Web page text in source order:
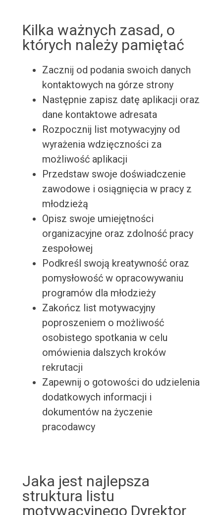
Kilka ważnych zasad, o
których należy pamiętać
Zacznij od podania swoich danych
kontaktowych na górze strony
Następnie zapisz datę aplikacji oraz
dane kontaktowe adresata
Rozpocznij list motywacyjny od
wyrażenia wdzięczności za
możliwość aplikacji
Przedstaw swoje doświadczenie
zawodowe i osiągnięcia w pracy z
młodzieżą
Opisz swoje umiejętności
organizacyjne oraz zdolność pracy
zespołowej
Podkreśl swoją kreatywność oraz
pomysłowość w opracowywaniu
programów dla młodzieży
Zakończ list motywacyjny
poproszeniem o możliwość
osobistego spotkania w celu
omówienia dalszych kroków
rekrutacji
Zapewnij o gotowości do udzielenia
dodatkowych informacji i
dokumentów na życzenie
pracodawcy
Jaka jest najlepsza
struktura listu
motywacyjnego Dyrektor